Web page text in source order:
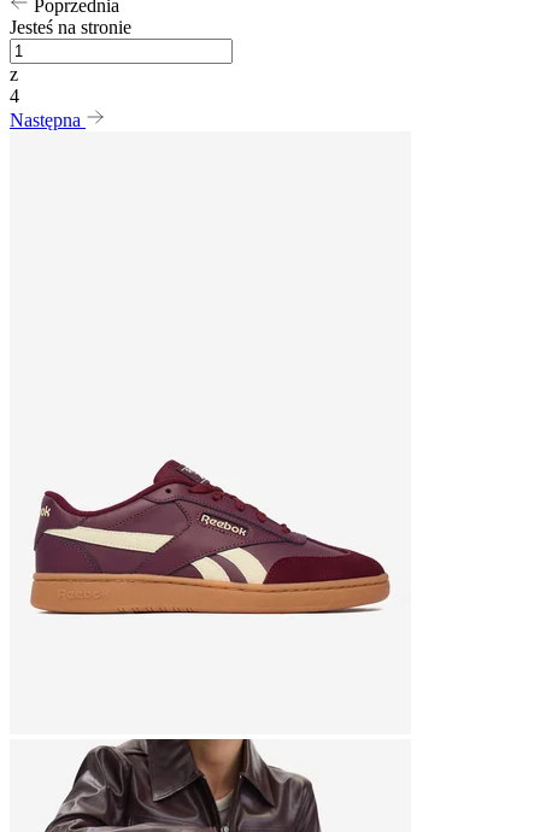
Poprzednia
Jesteś na stronie
z
4
Następna